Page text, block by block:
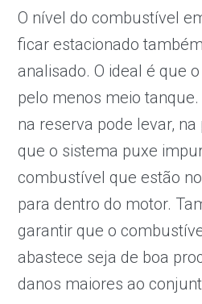
O nível do combustível
ficar estacionado
analisado. O ideal é que
pelo menos meio
na reserva pode levar,
que o sistema puxe
combustível que estão
para dentro do motor.
garantir que o
abastece seja de boa
danos maiores ao